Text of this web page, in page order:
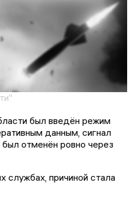
был введён режим
данным, сигнал
был отменён ровно через
службах, причиной стала